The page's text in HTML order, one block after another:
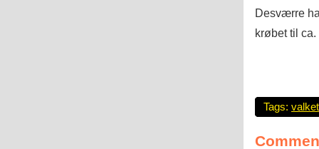
Desværre
krøbet til ca.
Tags: